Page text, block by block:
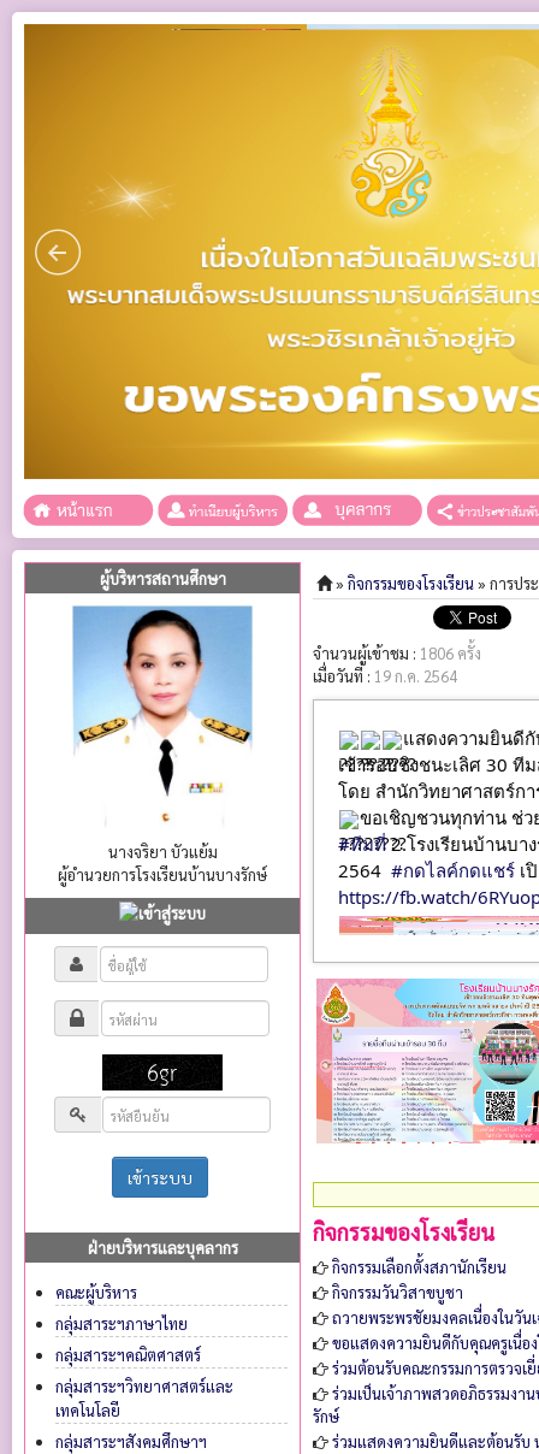
ผู้บริหารสถานศึกษา
นางจริยา บัวแย้ม
ผู้อำนวยการโรงเรียนบ้านบางรักษ์
ฝ่ายบริหารและบุคลากร
คณะผู้บริหาร
กลุ่มสาระฯภาษาไทย
กลุ่มสาระฯคณิตศาสตร์
กลุ่มสาระฯวิทยาศาสตร์และ
เทคโนโลยี
กลุ่มสาระฯสังคมศึกษาฯ
» กิจกรรมของโรงเรียน» การปร
จำนวนผู้เข้าชม : 1806 ครั้ง
เมื่อวันที่ : 19 ก.ค. 2564
แสดงความยินดีกั
เข้ารอบชิงชนะเลิศ 30 ที
โดย สำนักวิทยาศาสตร์ก
ขอเชิญชวนทุกท่าน ช่ว
#ทีมที่ 2.โรงเรียนบ้านบา
2564 #กดไลค์กดแชร์ เ
https://fb.watch/
กิจกรรมของโรงเรียน
กิจกรรมเลือกตั้งสภานักเรียน
กิจกรรมวันวิสาขบูชา
ถวายพระพรชัยมงคลเนื่องในวั
ขอแสดงความยินดีกับคุณครูเนื่อ
ร่วมต้อนรับคณะกรรมการตรวจ
ร่วมเป็นเจ้าภาพสวดอภิธรรมง
รักษ์
ร่วมแสดงความยินดีและต้อนรับ